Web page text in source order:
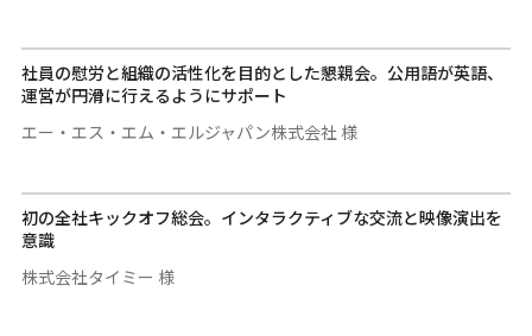
社員の慰労と組織の活性化を目的とした懇親会。公用語が英語、
運営が円滑に行えるようにサポート
エー・エス・エム・エルジャパン株式会社 様
初の全社キックオフ総会。インタラクティブな交流と映像演出を
意識
株式会社タイミー 様